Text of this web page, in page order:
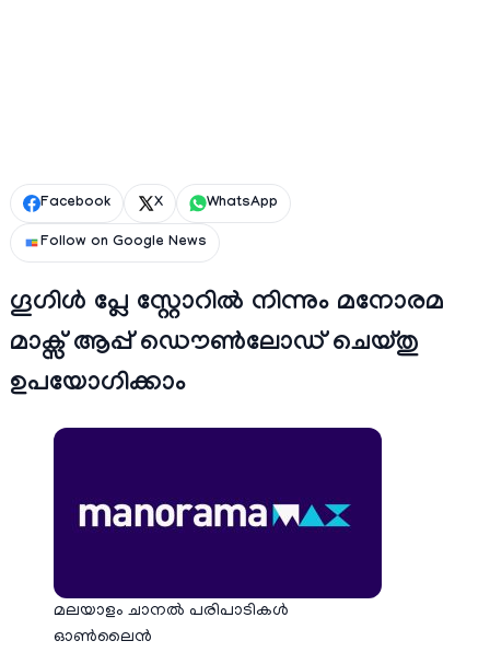
Facebook X WhatsApp
Follow on Google News
ഗൂഗിള്‍ പ്ലേ സ്റ്റോറില്‍ നിന്നും മനോരമ
മാക്സ് ആപ്പ് ഡൌണ്‍ലോഡ് ചെയ്തു
ഉപയോഗിക്കാം
മലയാളം ചാനല്‍ പരിപാടികള്‍
ഓണ്‍ലൈന്‍